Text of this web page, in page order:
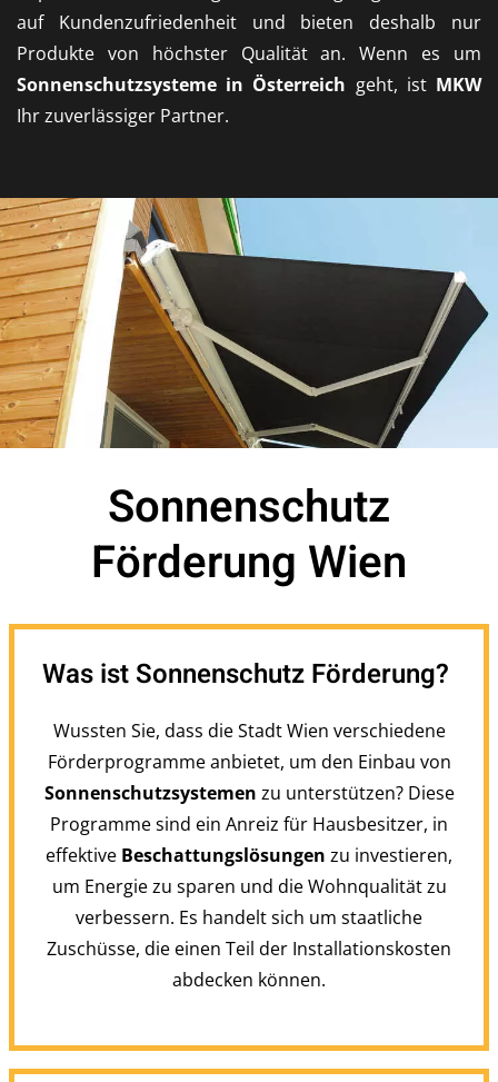
auf Kundenzufriedenheit und bieten deshalb nur
Produkte von höchster Qualität an. Wenn es um
Sonnenschutzsysteme in Österreich geht, ist MKW
Ihr zuverlässiger Partner.
Sonnenschutz
Förderung Wien
Was ist Sonnenschutz Förderung?
Wussten Sie, dass die Stadt Wien verschiedene
Förderprogramme anbietet, um den Einbau von
Sonnenschutzsystemen zu unterstützen? Diese
Programme sind ein Anreiz für Hausbesitzer, in
effektive Beschattungslösungen zu investieren,
um Energie zu sparen und die Wohnqualität zu
verbessern. Es handelt sich um staatliche
Zuschüsse, die einen Teil der Installationskosten
abdecken können.